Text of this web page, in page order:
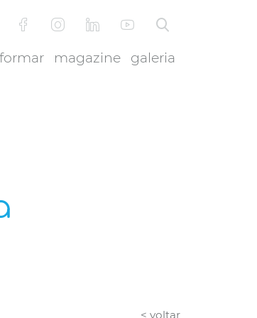
magazine galeria
< voltar